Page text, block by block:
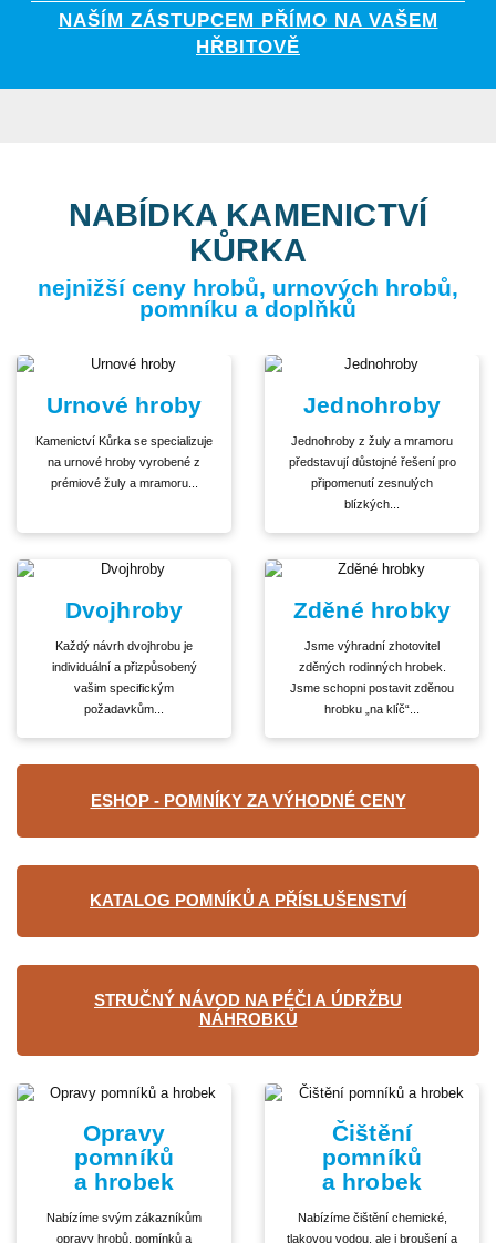
NAŠÍM ZÁSTUPCEM PŘÍMO NA VAŠEM
HŘBITOVĚ
NABÍDKA KAMENICTVÍ
KŮRKA
nejnižší ceny hrobů, urnových hrobů,
pomníku a doplňků
Urnové hroby
Kamenictví Kůrka se specializuje
na urnové hroby vyrobené z
prémiové žuly a mramoru...
Jednohroby
Jednohroby z žuly a mramoru
představují důstojné řešení pro
připomenutí zesnulých
blízkých...
Dvojhroby
Každý návrh dvojhrobu je
individuální a přizpůsobený
vašim specifickým
požadavkům...
Zděné hrobky
Jsme výhradní zhotovitel
zděných rodinných hrobek.
Jsme schopni postavit zděnou
hrobku „na klíč“...
ESHOP - POMNÍKY ZA VÝHODNÉ CENY
KATALOG POMNÍKŮ A PŘÍSLUŠENSTVÍ
STRUČNÝ NÁVOD NA PÉČI A ÚDRŽBU
NÁHROBKŮ
Opravy
pomníků
a hrobek
Nabízíme svým zákazníkům
opravy hrobů, pomínků a
Čištění
pomníků
a hrobek
Nabízíme čištění chemické,
tlakovou vodou, ale i broušení a